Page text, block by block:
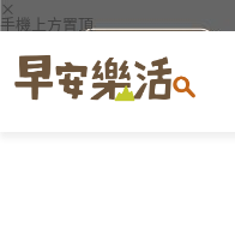
×
手機上方置頂